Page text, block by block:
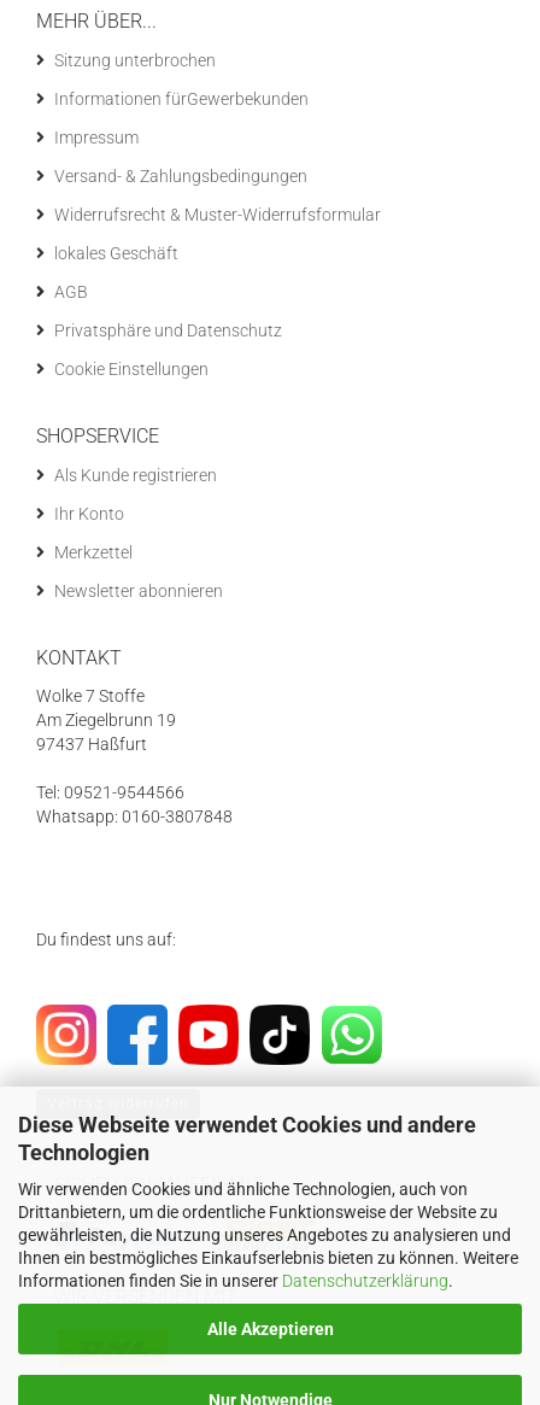
Diese Webseite verwendet Cookies und andere
Technologien
Wir verwenden Cookies und ähnliche Technologien, auch von
Drittanbietern, um die ordentliche Funktionsweise der Website zu
gewährleisten, die Nutzung unseres Angebotes zu analysieren und
Ihnen ein bestmögliches Einkaufserlebnis bieten zu können. Weitere
Informationen finden Sie in unserer Datenschutzerklärung.
Alle Akzeptieren
Nur Notwendige
MEHR ÜBER...
Sitzung unterbrochen
Informationen fürGewerbekunden
Impressum
Versand- & Zahlungsbedingungen
Widerrufsrecht & Muster-Widerrufsformular
lokales Geschäft
AGB
Privatsphäre und Datenschutz
Cookie Einstellungen
SHOPSERVICE
Als Kunde registrieren
Ihr Konto
Merkzettel
Newsletter abonnieren
KONTAKT
Wolke 7 Stoffe
Am Ziegelbrunn 19
97437 Haßfurt
Tel: 09521-9544566
Whatsapp: 0160-3807848
Du findest uns auf:
SICHER EINKAUFEN MIT